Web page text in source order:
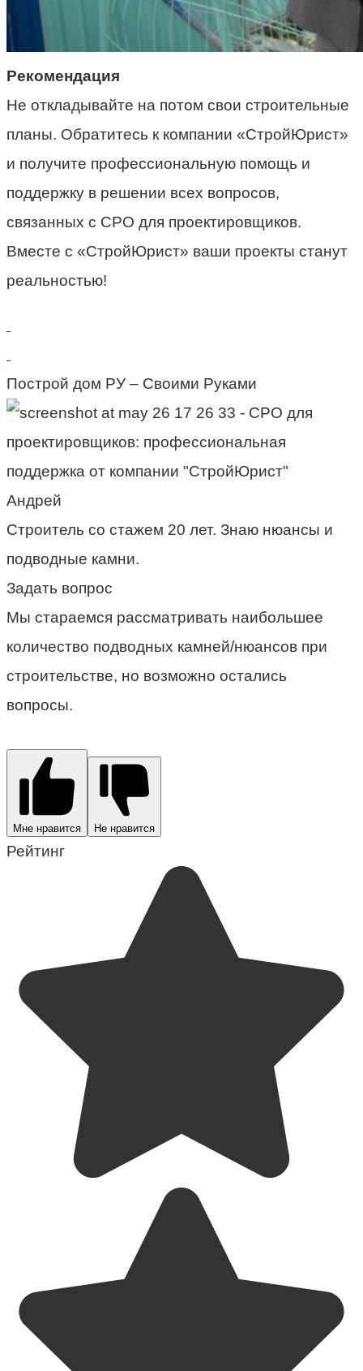
Рекомендация
Не откладывайте на потом свои строительные
планы. Обратитесь к компании «СтройЮрист»
и получите профессиональную помощь и
поддержку в решении всех вопросов,
связанных с СРО для проектировщиков.
Вместе с «СтройЮрист» ваши проекты станут
реальностью!
Построй дом РУ – Своими Руками
Андрей
Строитель со стажем 20 лет. Знаю нюансы и
подводные камни.
Задать вопрос
Мы стараемся рассматривать наибольшее
количество подводных камней/нюансов при
строительстве, но возможно остались
вопросы.
Мне нравится Не нравится
Рейтинг